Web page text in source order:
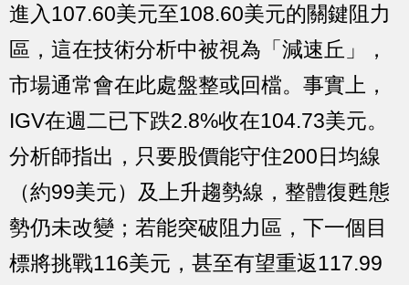
進入107.60美元至108.60美元的關鍵阻力
區，這在技術分析中被視為「減速丘」，
市場通常會在此處盤整或回檔。事實上，
IGV在週二已下跌2.8%收在104.73美元。
分析師指出，只要股價能守住200日均線
（約99美元）及上升趨勢線，整體復甦態
勢仍未改變；若能突破阻力區，下一個目
標將挑戰116美元，甚至有望重返117.99